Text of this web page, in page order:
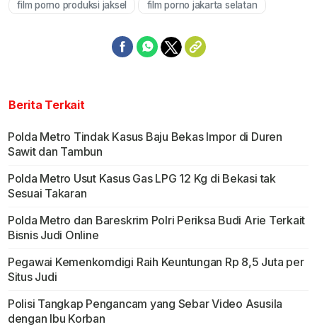
film porno produksi jaksel film porno jakarta selatan
Berita Terkait
Polda Metro Tindak Kasus Baju Bekas Impor di Duren
Sawit dan Tambun
Polda Metro Usut Kasus Gas LPG 12 Kg di Bekasi tak
Sesuai Takaran
Polda Metro dan Bareskrim Polri Periksa Budi Arie Terkait
Bisnis Judi Online
Pegawai Kemenkomdigi Raih Keuntungan Rp 8,5 Juta per
Situs Judi
Polisi Tangkap Pengancam yang Sebar Video Asusila
dengan Ibu Korban